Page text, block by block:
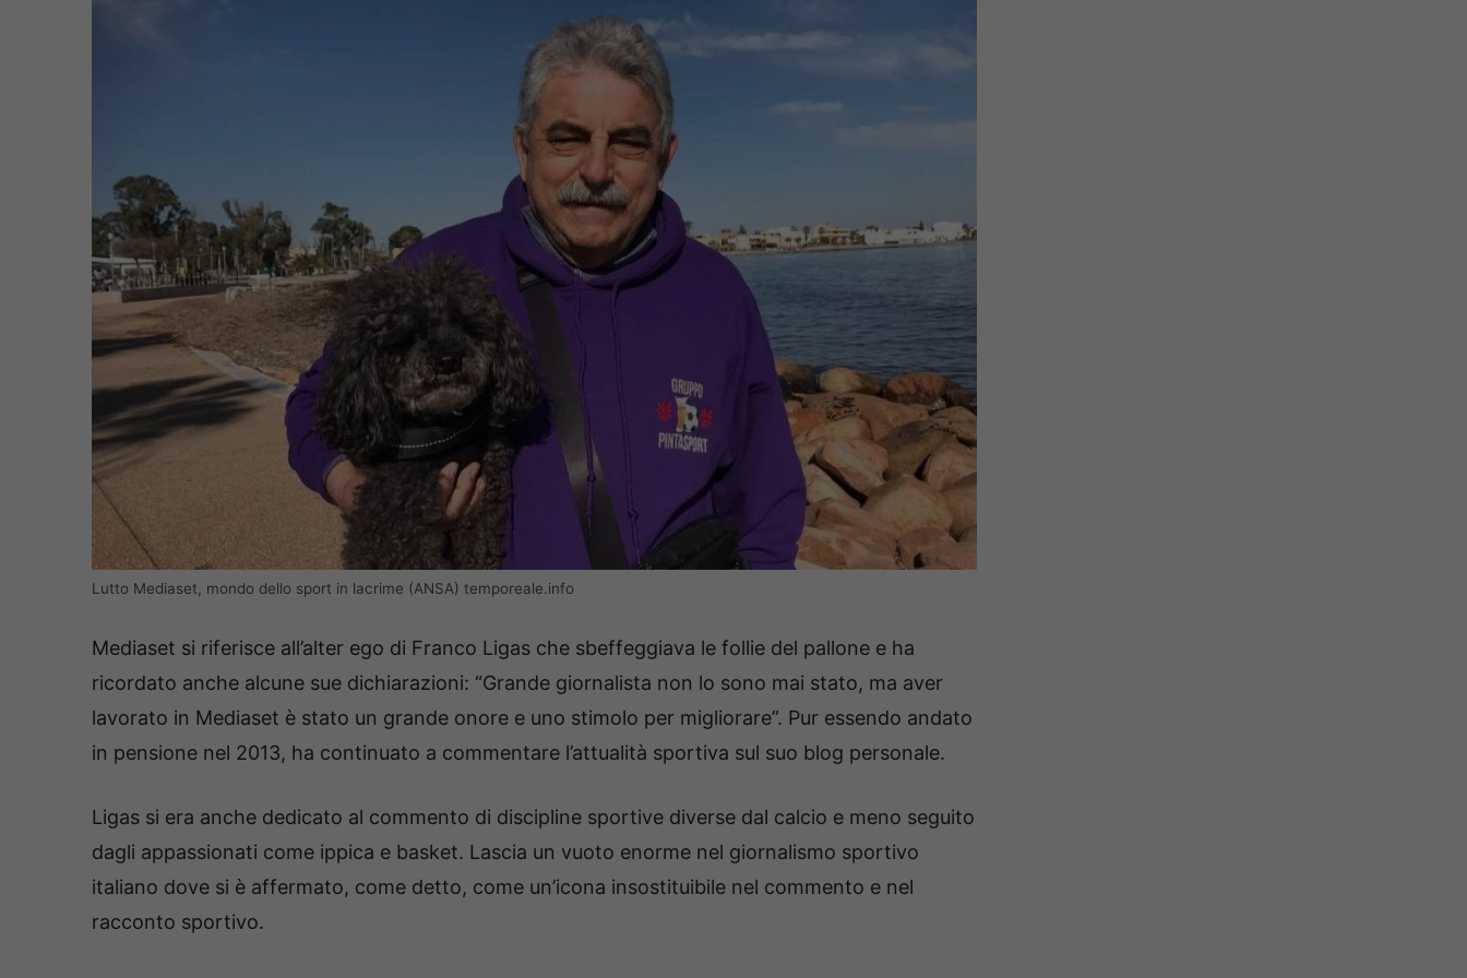
Lutto Mediaset, mondo dello sport in lacrime (ANSA) temporeale.info
Mediaset si riferisce all’alter ego di Franco Ligas che sbeffeggiava le follie del pallone e ha
ricordato anche alcune sue dichiarazioni: “Grande giornalista non lo sono mai stato, ma aver
lavorato in Mediaset è stato un grande onore e uno stimolo per migliorare”. Pur essendo andato
in pensione nel 2013, ha continuato a commentare l’attualità sportiva sul suo blog personale.
Ligas si era anche dedicato al commento di discipline sportive diverse dal calcio e meno seguito
dagli appassionati come ippica e basket. Lascia un vuoto enorme nel giornalismo sportivo
italiano dove si è affermato, come detto, come un’icona insostituibile nel commento e nel
racconto sportivo.